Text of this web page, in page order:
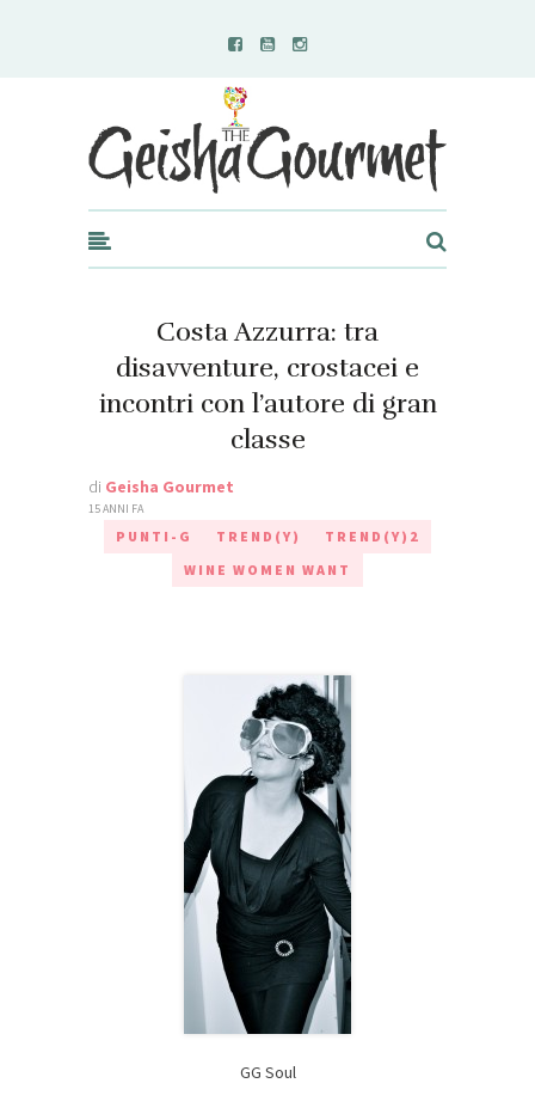
Geisha Gourmet
Costa Azzurra: tra
disavventure, crostacei e
incontri con l’autore di gran
classe
di Geisha Gourmet
15 ANNI FA
PUNTI-G TREND(Y)
TREND(Y)2
WINE WOMEN WANT
GG Soul